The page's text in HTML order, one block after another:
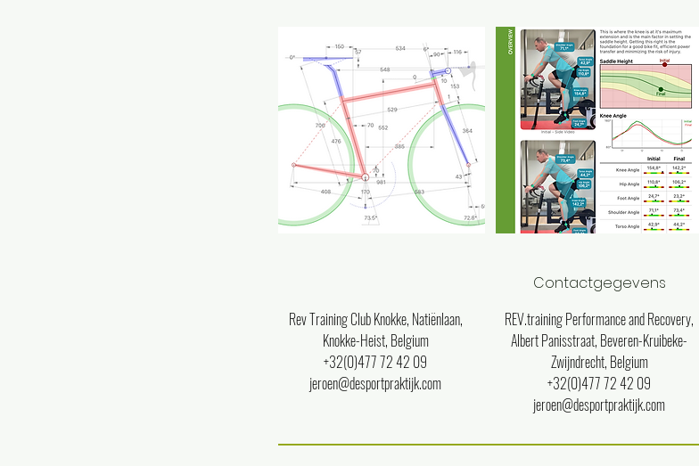
Contactgegevens
Rev Training Club Knokke, Natiënlaan,
Knokke-Heist, Belgium
+32(0)477 72 42 09
jeroen@desportpraktijk.com
REV.training Performance and Recovery,
Albert Panisstraat, Beveren-Kruibeke-
Zwijndrecht, Belgium
+32(0)477 72 42 09
jeroen@desportpraktijk.com